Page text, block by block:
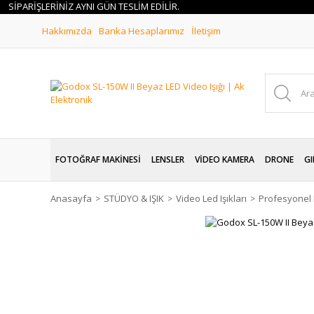
AYNI GÜN TESLİM EDİLİR.
Hakkımızda
Banka Hesaplarımız İletişim
FOTOĞRAF MAKİNESİ LENSLER VİDEO KAMERA DRONE
Anasayfa STÜDYO & IŞIK Video Led Işıkları Profesyonel